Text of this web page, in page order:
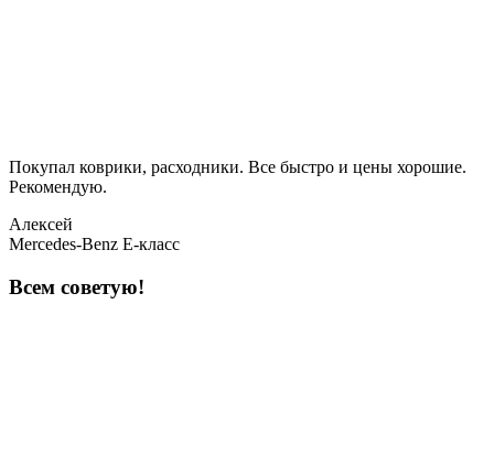
Покупал коврики, расходники. Все быстро и цены хорошие.
Рекомендую.
Алексей
Mercedes-Benz E-класс
Всем советую!